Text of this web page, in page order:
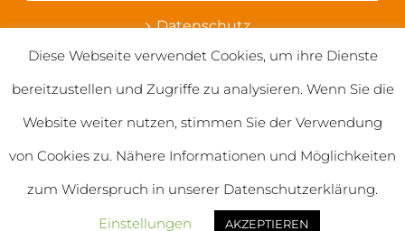
Datenschutz
© 2020 Salvatorianerinnen weltweit
Diese Webseite verwendet Cookies, um ihre Dienste
bereitzustellen und Zugriffe zu analysieren. Wenn Sie die
Website weiter nutzen, stimmen Sie der Verwendung
von Cookies zu. Nähere Informationen und Möglichkeiten
zum Widerspruch in unserer Datenschutzerklärung.
Einstellungen
AKZEPTIEREN